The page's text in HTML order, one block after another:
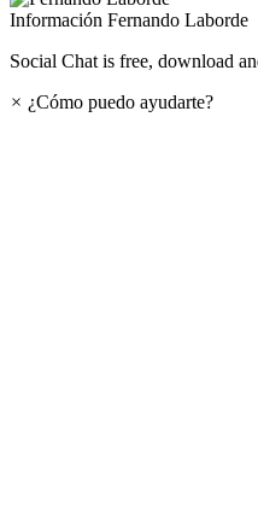
Información Fernando Laborde
Social Chat is free, download
× ¿Cómo puedo ayudarte?